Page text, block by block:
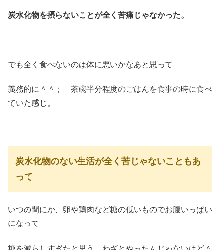
炭水化物を摂らないことが全く苦痛じゃなかった。
でも全く食べないのは体に悪いかなあと思って
義務的に＾＾； 茶碗半分程度のごはんを食事の時に食べ
ていた感じ。
炭水化物のない生活が全く苦じゃないこともあ
って
いつの間にか、卵や鶏肉など糖の低いものでお腹いっぱい
になって
糖を減らしすぎたと思う、わざとやったんじゃないけど＾